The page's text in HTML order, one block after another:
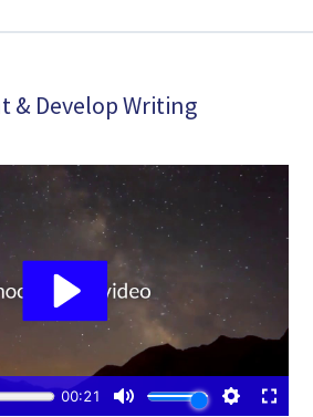
& Develop Writing